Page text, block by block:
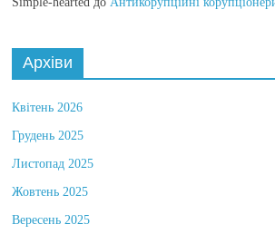
Архіви
Квітень 2026
Грудень 2025
Листопад 2025
Жовтень 2025
Вересень 2025